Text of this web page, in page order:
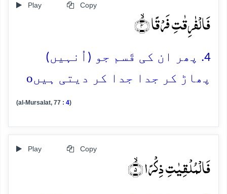
Play Copy
فَالۡفٰرِقٰتِ فَرۡقًا ۙ﴿۴﴾
4. پھر ان کی قَسم جو (اُنہیں)
پھاڑ کر جدا جدا کر دیتی ہیںo
(al-Mursalat, 77 : 4)
Play Copy
فَالۡمُلۡقِیٰتِ ذِکۡرًا ۙ﴿۵﴾